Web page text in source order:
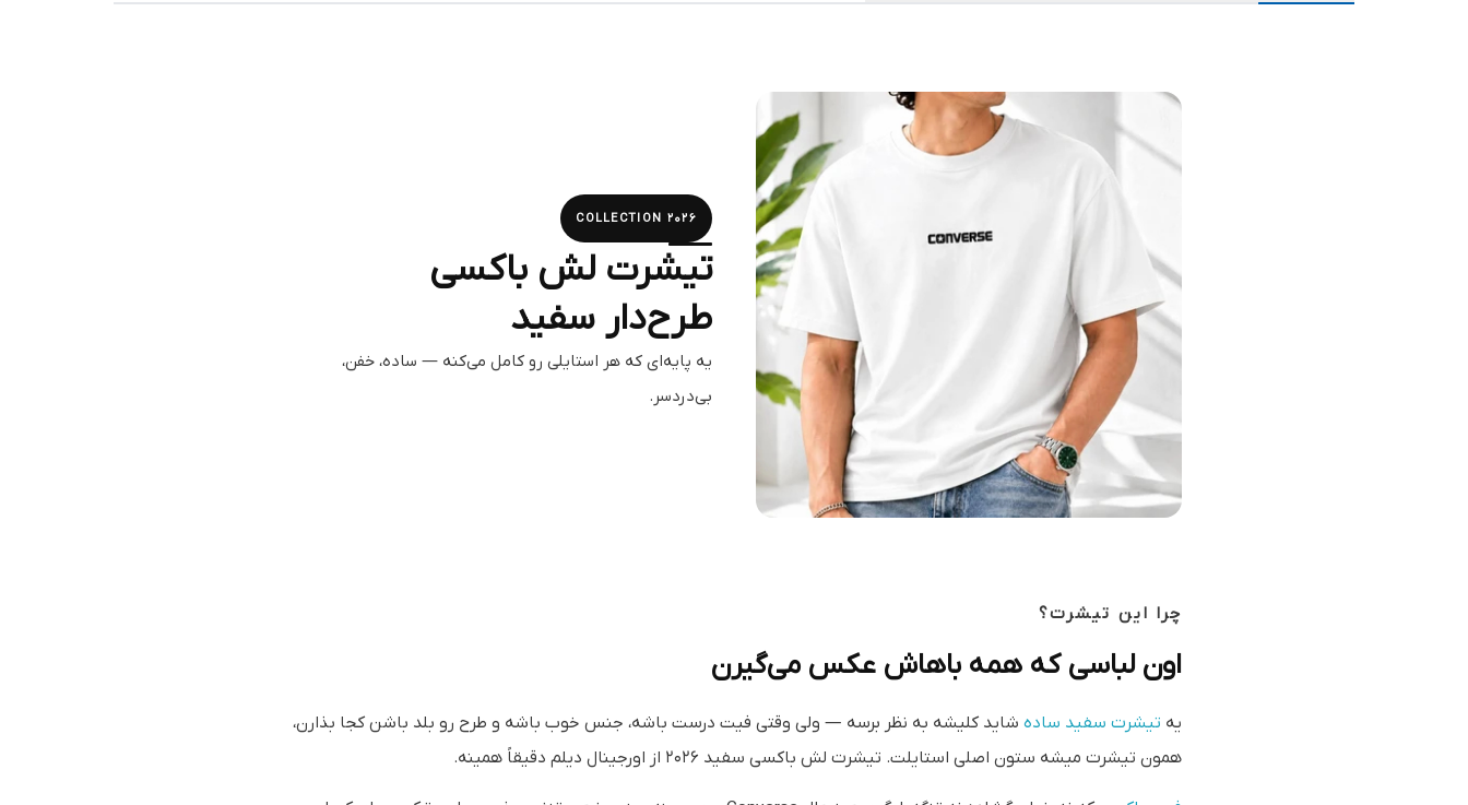
COLLECTION 2026
تیشرت لش باکسی
طرح‌دار سفید
یه پایه‌ای که هر استایلی رو کامل می‌کنه — ساده، خفن،
بی‌دردسر.
چرا این تیشرت؟
اون لباسی که همه باهاش عکس می‌گیرن
یه تیشرت سفید ساده شاید کلیشه به نظر برسه — ولی وقتی فیت درست باشه، جنس خوب باشه و طرح رو بلد باشن کجا بذارن،
همون تیشرت میشه ستون اصلی استایلت. تیشرت لش باکسی سفید ۲۰۲۶ از اورجینال دیلم دقیقاً همینه.